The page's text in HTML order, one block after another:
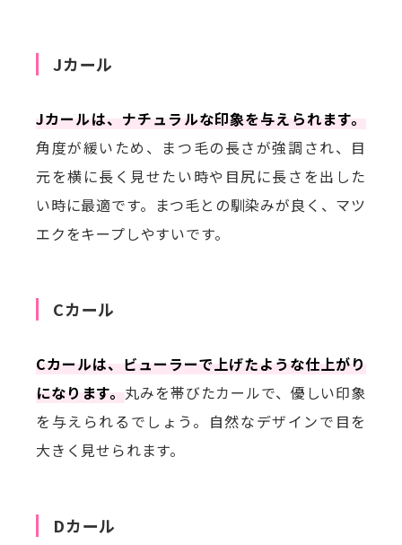
Jカール
Jカールは、ナチュラルな印象を与えられます。
角度が緩いため、まつ毛の長さが強調され、目
元を横に長く見せたい時や目尻に長さを出した
い時に最適です。まつ毛との馴染みが良く、マツ
エクをキープしやすいです。
Cカール
Cカールは、ビューラーで上げたような仕上がり
になります。 丸みを帯びたカールで、優しい印象
を与えられるでしょう。自然なデザインで目を
大きく見せられます。
Dカール